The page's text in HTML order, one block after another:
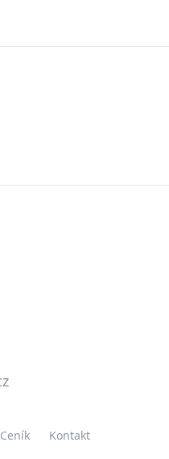
Ceník Kontakt